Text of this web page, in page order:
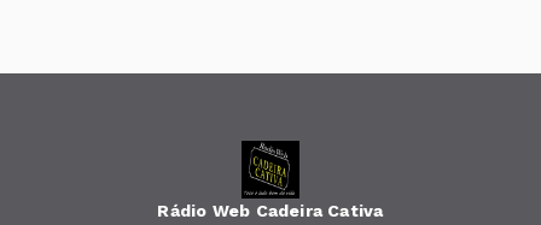
Rádio Web Cadeira Cativa